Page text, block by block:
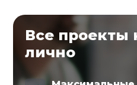
Все проекты
лично